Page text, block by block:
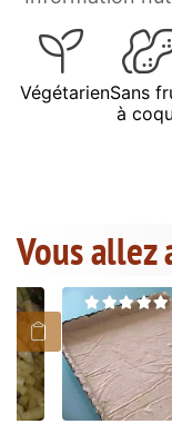
VégétarienSans
à
Vous allez